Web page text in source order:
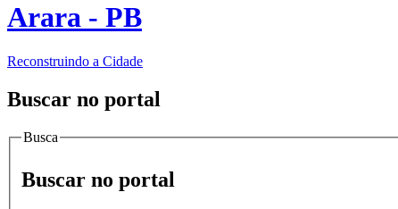
Arara - PB
Reconstruindo a Cidade
Buscar no portal
Busca
Buscar no portal